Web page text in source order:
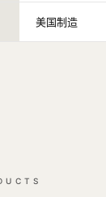
美国制造